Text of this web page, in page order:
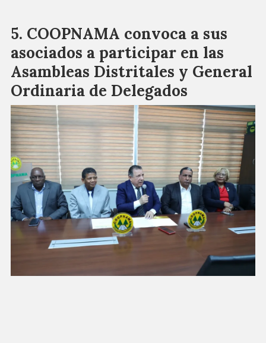
COOPNAMA convoca a sus
asociados a participar en las
Asambleas Distritales y General
Ordinaria de Delegados